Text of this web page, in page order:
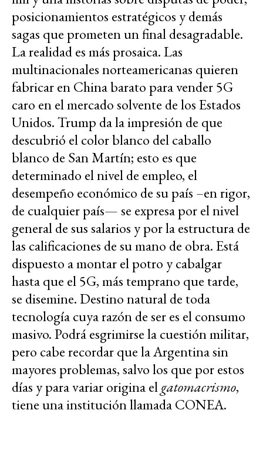
posicionamientos estratégicos y demás
sagas que prometen un final desagradable.
La realidad es más prosaica. Las
multinacionales norteamericanas quieren
fabricar en China barato para vender 5G
caro en el mercado solvente de los Estados
Unidos. Trump da la impresión de que
descubrió el color blanco del caballo
blanco de San Martín; esto es que
determinado el nivel de empleo, el
desempeño económico de su país –en rigor,
de cualquier país— se expresa por el nivel
general de sus salarios y por la estructura de
las calificaciones de su mano de obra. Está
dispuesto a montar el potro y cabalgar
hasta que el 5G, más temprano que tarde,
se disemine. Destino natural de toda
tecnología cuya razón de ser es el consumo
masivo. Podrá esgrimirse la cuestión militar,
pero cabe recordar que la Argentina sin
mayores problemas, salvo los que por estos
días y para variar origina elgatomacrismo,
tiene una institución llamada CONEA.